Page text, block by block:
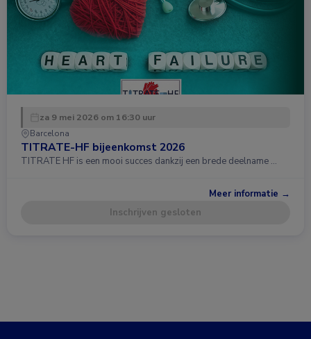
za 9 mei 2026 om 16:30 uur
Barcelona
TITRATE-HF bijeenkomst 2026
TITRATE HF is een mooi succes dankzij een brede deelname …
Meer informatie →
Inschrijven gesloten